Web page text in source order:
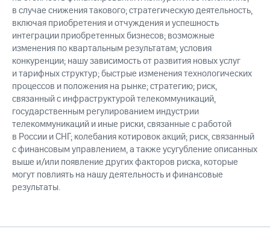
в случае снижения такового; стратегическую деятельность,
включая приобретения и отчуждения и успешность
интеграции приобретенных бизнесов; возможные
изменения по квартальным результатам; условия
конкуренции; нашу зависимость от развития новых услуг
и тарифных структур; быстрые изменения технологических
процессов и положения на рынке; стратегию; риск,
связанный с инфраструктурой телекоммуникаций,
государственным регулированием индустрии
телекоммуникаций и иные риски, связанные с работой
в России и СНГ; колебания котировок акций; риск, связанный
с финансовым управлением, а также усугубление описанных
выше и/или появление других факторов риска, которые
могут повлиять на нашу деятельность и финансовые
результаты.